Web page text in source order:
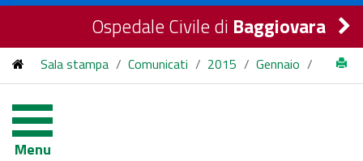
Ospedale Civile di Baggiovara
Sala stampa / Comunicati / 2015 / Gennaio /
Menu